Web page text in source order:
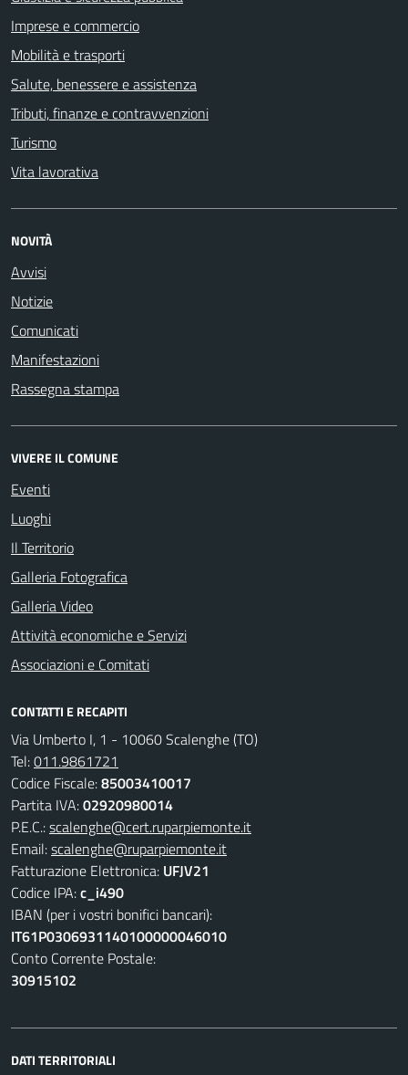
Imprese e commercio
Mobilità e trasporti
Salute, benessere e assistenza
Tributi, finanze e contravvenzioni
Turismo
Vita lavorativa
NOVITÀ
Avvisi
Notizie
Comunicati
Manifestazioni
Rassegna stampa
VIVERE IL COMUNE
Eventi
Luoghi
Il Territorio
Galleria Fotografica
Galleria Video
Attività economiche e Servizi
Associazioni e Comitati
CONTATTI E RECAPITI
Via Umberto I, 1 - 10060 Scalenghe (TO)
Tel:011.9861721
Codice Fiscale:85003410017
Partita IVA:02920980014
P.E.C.:scalenghe@cert.ruparpiemonte.it
Email:scalenghe@ruparpiemonte.it
Fatturazione Elettronica: UFJV21
Codice IPA:c_i490
IBAN (per i vostri bonifici bancari):
IT61P0306931140100000046010
Conto Corrente Postale:
30915102
DATI TERRITORIALI